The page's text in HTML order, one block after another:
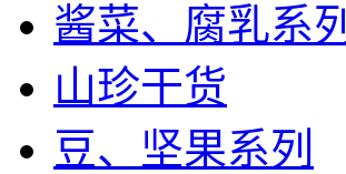
酱菜、腐乳系列
山珍干货
豆、坚果系列